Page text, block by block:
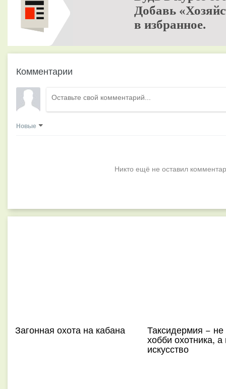
Добавь
в избранное.
Комментарии
Новые
Никто ещё не оставил
Загонная охота на кабана Таксидермия − не
хобби охотника, а
искусство